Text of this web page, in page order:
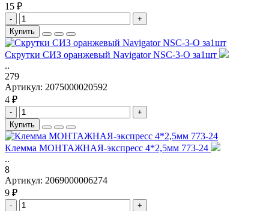
15 ₽
-
+
Купить
Скрутки СИЗ оранжевый Navigator NSC-3-O за1шт
..
279
Артикул: 2075000020592
4 ₽
-
+
Купить
Клемма МОНТАЖНАЯ-экспресс 4*2,5мм 773-24
..
8
Артикул: 2069000006274
9 ₽
-
+